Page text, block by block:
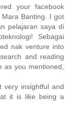
your facebook
Banting. I got
pelajaran saya di
Sebagai
nak venture into
and reading
you mentioned,
very insightful and
it is like being a